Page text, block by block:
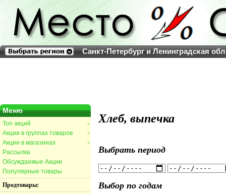
Санкт-Петербург и Ленинградская
Меню
>
Топ акций
>
Акции в группах товаров
>
Акции в магазинах
Рассылка
Обсуждаемые Акции
Популярные товары
Продтовары:
Хлеб, выпечка
Выбрать период
Выбор по годам